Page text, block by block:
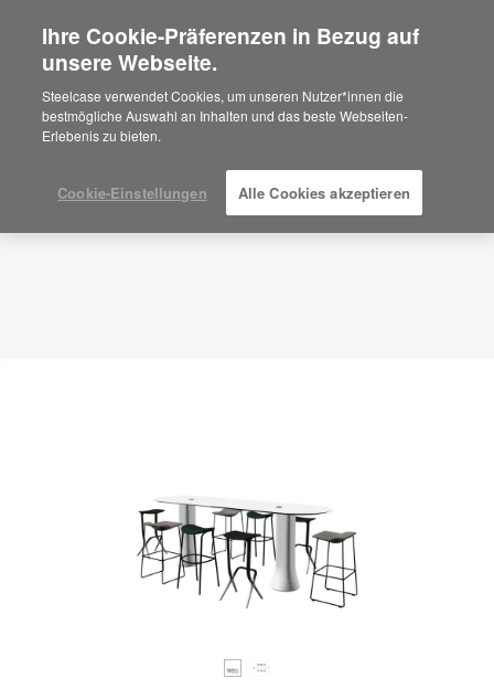
Are you in United States?
Would you like to see Products we sell in
your region?
Americas
Español
Planungsidee
ID: FK8VF4XQ
Ihre Cookie-Präferenzen in Bezug auf
unsere Webseite.
Steelcase verwendet Cookies, um unseren Nutzer*innen die
bestmögliche Auswahl an Inhalten und das beste Webseiten-
Erlebenis zu bieten.
Cookie-Einstellungen Alle Cookies akzeptieren